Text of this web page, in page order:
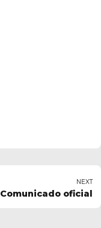
NEXT
Comunicado oficial